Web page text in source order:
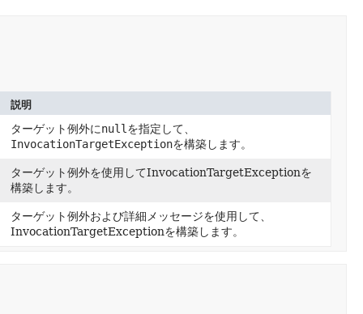
説明
ターゲット例外にnull を指定して、
InvocationTargetExceptionを構築します。
ターゲット例外を使用してInvocationTargetExceptionを
構築します。
ターゲット例外および詳細メッセージを使用して、
InvocationTargetExceptionを構築します。